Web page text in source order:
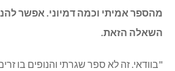
מהספר אמיתי וכמה דמיוני. אפשר
השאלה הזאת.
"בוודאי. זה לא ספר שגרתי והנופים בו